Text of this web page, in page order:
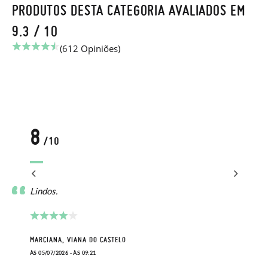
PRODUTOS DESTA CATEGORIA AVALIADOS EM
9.3 / 10
(612 Opiniões)
8 /10
Lindos.
MARCIANA, VIANA DO CASTELO
ÀS 05/07/2026 - ÀS 09:21